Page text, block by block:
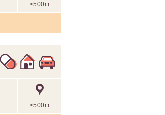
<500m
<500m